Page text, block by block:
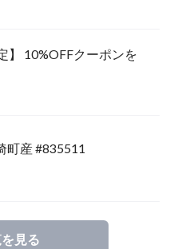
】 10%OFFクーポンを
町産 #835511
見る